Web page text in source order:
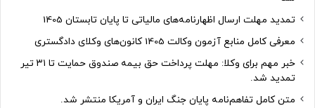
تمدید مهلت ارسال اظهارنامه‌های مالیاتی تا پایان تابستان 1405
معرفی کامل منابع آزمون وکالت 1405 کانون‌های وکلای دادگستری
خبر مهم برای وکلا: مهلت پرداخت حق بیمه صندوق حمایت تا ۳۱ تیر
تمدید شد.
متن کامل تفاهم‌نامه پایان جنگ ایران و آمریکا منتشر شد.